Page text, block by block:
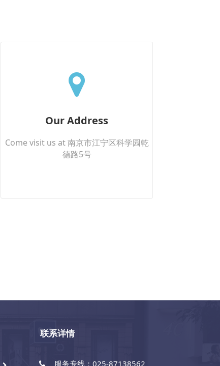
Our Address
Come visit us at 南京市江宁区科学园乾
德路5号
联系详情
服务专线：025-87138562